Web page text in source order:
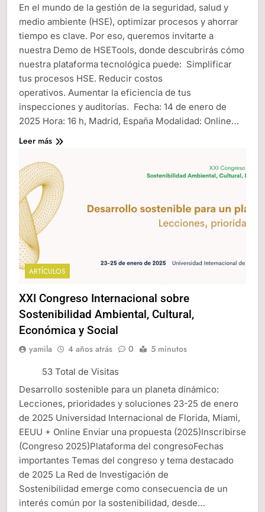
En el mundo de la gestión de la seguridad, salud y
medio ambiente (HSE), optimizar procesos y ahorrar
tiempo es clave. Por eso, queremos invitarte a
nuestra Demo de HSETools, donde descubrirás cómo
nuestra plataforma tecnológica puede: Simplificar
tus procesos HSE. Reducir costos
operativos. Aumentar la eficiencia de tus
inspecciones y auditorías. Fecha: 14 de enero de
2025 Hora: 16 h, Madrid, España Modalidad: Online…
Leer más
ARTÍCULOS
XXI Congreso Internacional sobre
Sostenibilidad Ambiental, Cultural,
Económica y Social
yamila 4 años atrás 0 5 minutos
53 Total de Visitas
Desarrollo sostenible para un planeta dinámico:
Lecciones, prioridades y soluciones 23-25 de enero
de 2025 Universidad Internacional de Florida, Miami,
EEUU + Online Enviar una propuesta (2025)Inscribirse
(Congreso 2025)Plataforma del congresoFechas
importantes Temas del congreso y tema destacado
de 2025 La Red de Investigación de
Sostenibilidad emerge como consecuencia de un
interés común por la sostenibilidad, desde…